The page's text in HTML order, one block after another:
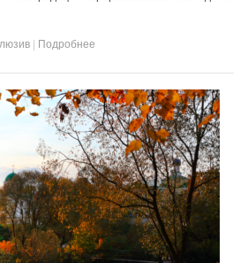
Подробнее